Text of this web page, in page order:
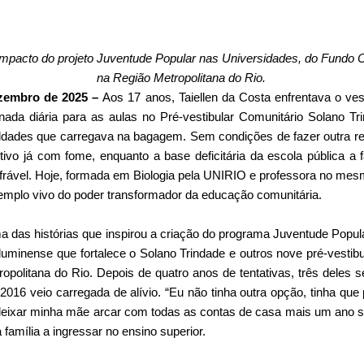
do projeto Juventude Popular nas Universidades, do Fundo
na Região Metropolitana do Rio.
de 2025 – Aos 17 anos, Taiellen da Costa enfrentava o
diária para as aulas no Pré-vestibular Comunitário Solano
que carregava na bagagem. Sem condições de fazer outra
já com fome, enquanto a base deficitária da escola pública a
Hoje, formada em Biologia pela UNIRIO e professora no
vivo do poder transformador da educação comunitária.
das histórias que inspirou a criação do programa Juventude
que fortalece o Solano Trindade e outros nove pré-
do Rio. Depois de quatro anos de tentativas, três deles
veio carregada de alívio. “Eu não tinha outra opção, tinha
minha mãe arcar com todas as contas de casa mais um ano
a ingressar no ensino superior.